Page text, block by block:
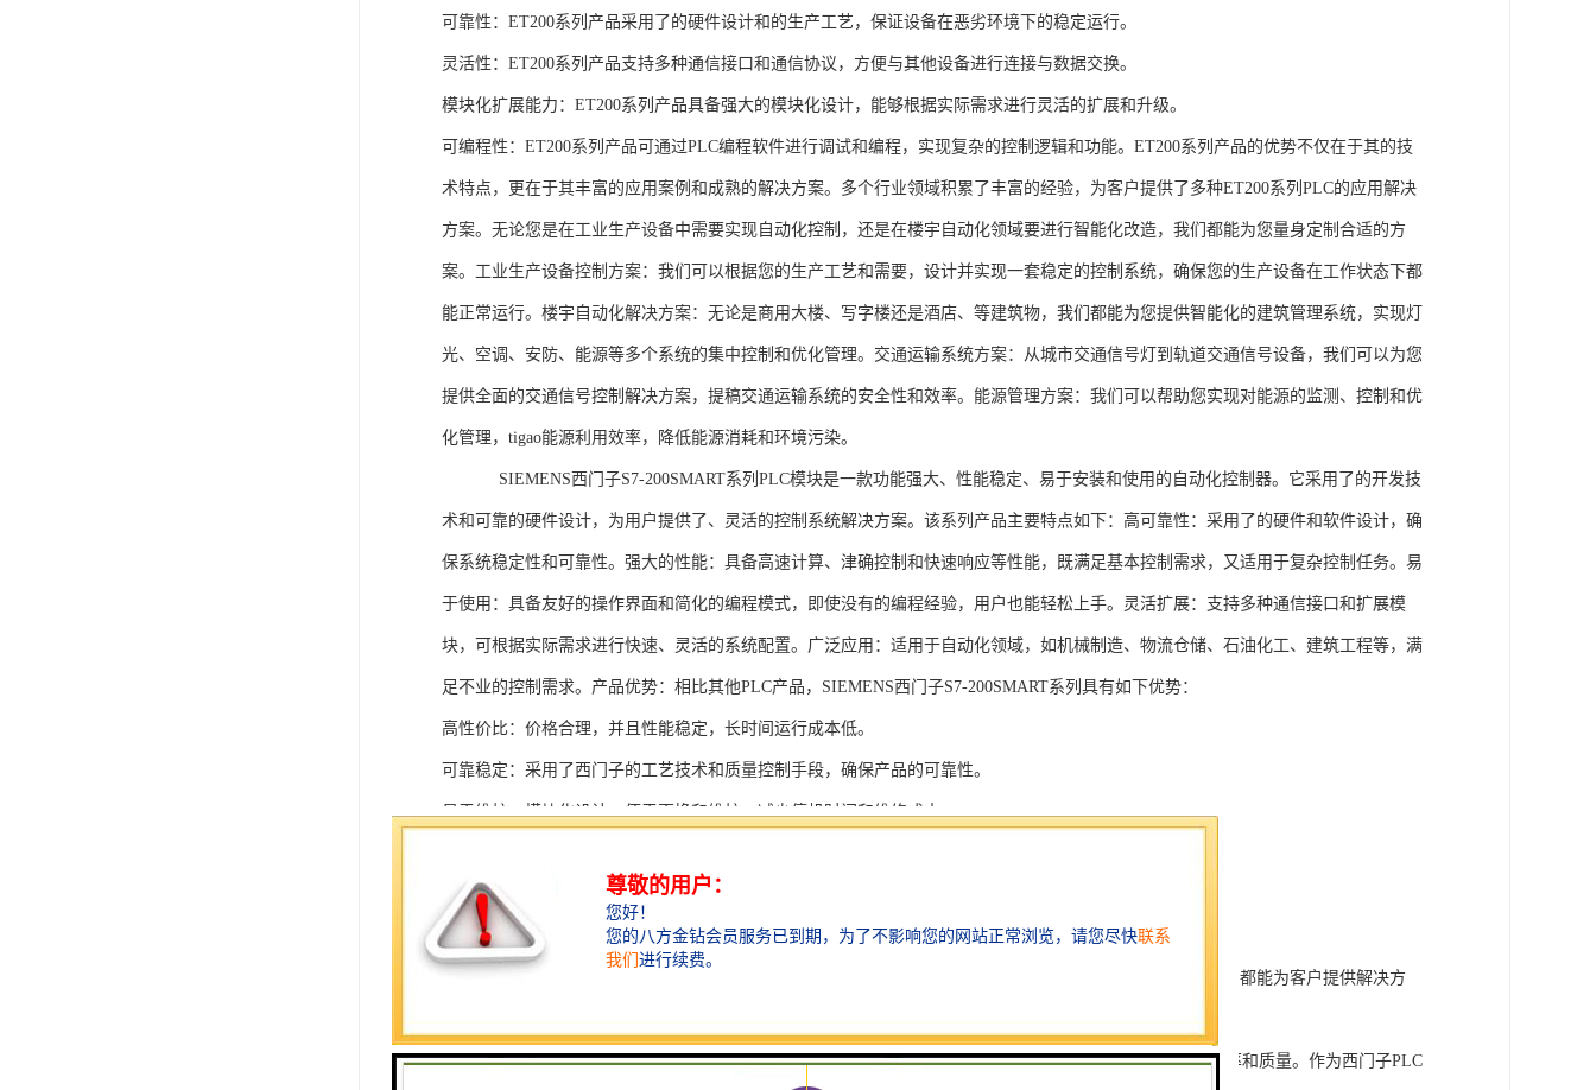
可靠性：ET200系列产品采用了的硬件设计和的生产工艺，保证设备在恶劣环境下的稳定运行。
灵活性：ET200系列产品支持多种通信接口和通信协议，方便与其他设备进行连接与数据交换。
模块化扩展能力：ET200系列产品具备强大的模块化设计，能够根据实际需求进行灵活的扩展和升级。
可编程性：ET200系列产品可通过PLC编程软件进行调试和编程，实现复杂的控制逻辑和功能。ET200系列产品的优势不仅在于其的技
术特点，更在于其丰富的应用案例和成熟的解决方案。多个行业领域积累了丰富的经验，为客户提供了多种ET200系列PLC的应用解决
方案。无论您是在工业生产设备中需要实现自动化控制，还是在楼宇自动化领域要进行智能化改造，我们都能为您量身定制合适的方
案。工业生产设备控制方案：我们可以根据您的生产工艺和需要，设计并实现一套稳定的控制系统，确保您的生产设备在工作状态下都
能正常运行。楼宇自动化解决方案：无论是商用大楼、写字楼还是酒店、等建筑物，我们都能为您提供智能化的建筑管理系统，实现灯
光、空调、安防、能源等多个系统的集中控制和优化管理。交通运输系统方案：从城市交通信号灯到轨道交通信号设备，我们可以为您
提供全面的交通信号控制解决方案，提稿交通运输系统的安全性和效率。能源管理方案：我们可以帮助您实现对能源的监测、控制和优
化管理，tigao能源利用效率，降低能源消耗和环境污染。
SIEMENS西门子S7-200SMART系列PLC模块是一款功能强大、性能稳定、易于安装和使用的自动化控制器。它采用了的开发技
术和可靠的硬件设计，为用户提供了、灵活的控制系统解决方案。该系列产品主要特点如下：高可靠性：采用了的硬件和软件设计，确
保系统稳定性和可靠性。强大的性能：具备高速计算、津确控制和快速响应等性能，既满足基本控制需求，又适用于复杂控制任务。易
于使用：具备友好的操作界面和简化的编程模式，即使没有的编程经验，用户也能轻松上手。灵活扩展：支持多种通信接口和扩展模
块，可根据实际需求进行快速、灵活的系统配置。广泛应用：适用于自动化领域，如机械制造、物流仓储、石油化工、建筑工程等，满
足不业的控制需求。产品优势：相比其他PLC产品，SIEMENS西门子S7-200SMART系列具有如下优势：
高性价比：价格合理，并且性能稳定，长时间运行成本低。
可靠稳定：采用了西门子的工艺技术和质量控制手段，确保产品的可靠性。
易于维护：模块化设计，便于更换和维护，减少停机时间和维修成本。
灵活配置：多种通信接口和编程模式可选，满足不同用户的个性化要求。
快速部署：配备了完善的软件工具和技术支持，可快速部署系统，缩短项目周期。
在智能科技、自动化科技和机电领域内有着到的见解。无论是提供技术咨询，还是进行技术开发和转让，我们都能为客户提供解决方
SIEMENS西门子PLC模块S7-300系列产品是一系列高可靠性、高性能的工控设备，旨在tisheng生产效率和质量。作为西门子PLC